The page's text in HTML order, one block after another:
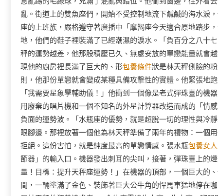
亂。街道上的雙魚座們，開始不受控制地流下鹹鹹的海水淚
座的上班族，嚴格遵守著廣播中「摩羯座今天適合原地踏步
地，他們的鞋子裡裝滿了已經潮濕的淚水。「負百分之八十
秤的運勢越差，他那股積壓已久、無處安放的單戀能量就會
現他的廚房裡長滿了巨大的、形包養條件狀是林天秤側臉的
則，他那份單戀就會變成某種具備攻擊性的實體。他緊張地
「我需要星象學輔助儀！」他衝到一個像是老式彈珠臺的
用廢棄的唱片機和一個不知名的外星計算器改造而成的「情
負面的運勢波。「水瓶座的優勢，就是超脫一切的理性與冷
眼腳邊。那裡放著一個他為林天秤準備了兩年的禮物：一個
拒絕。這份害怕，就是純度最高的單戀情感。張水瓶包養女人
節器」的輸入口。機器發出刺耳的尖叫，接著，彈珠臺上的
量！目標：提升天秤座運勢！」在機器的頂部，一個巨大的
間，一輛塗滿了金色、裝飾著巨大公牛角的悍馬車猛地停在